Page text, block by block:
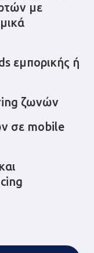
με
εμπορικής ή
ζωνών
σε mobile